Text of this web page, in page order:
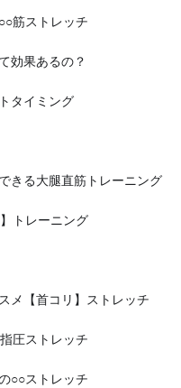
筋ストレッチ
効果あるの？
タイミング
きる大腿直筋トレーニング
トレーニング
メ【首コリ】ストレッチ
圧ストレッチ
○○ストレッチ